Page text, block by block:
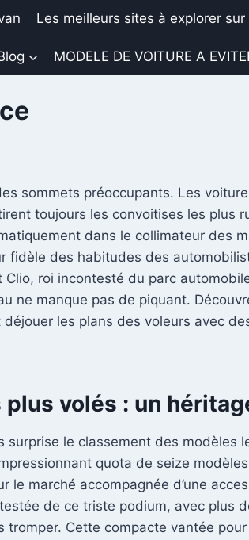
Les meilleurs sites à explorer
MODELE DE VOITURE A
sommets préoccupants. Les
toujours les convoitises les plus
dans le collimateur des
fidèle des habitudes des
roi incontesté du parc
ne manque pas de piquant.
les plans des voleurs avec
volés : un
le classement des modèles
quota de seize
marché accompagnée d’une
de ce triste podium, avec plus
Cette compacte vantée